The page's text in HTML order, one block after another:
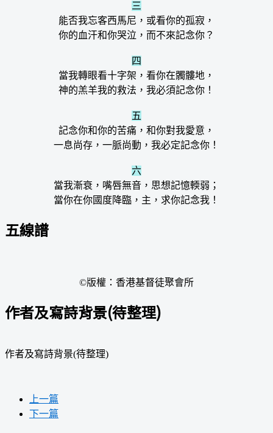
三
能否我忘客西馬尼，或看你的孤寂，
你的血汗和你哭泣，而不來記念你？
四
當我轉眼看十字架，看你在髑髏地，
神的羔羊我的救法，我必須記念你！
五
記念你和你的苦痛，和你對我愛意，
一息尚存，一脈尚動，我必定記念你！
六
當我漸衰，嘴唇無音，思想記憶輭弱；
當你在你國度降臨，主，求你記念我！
五線譜
©版權：香港基督徒聚會所
作者及寫詩背景(待整理)
作者及寫詩背景(待整理)
上一篇
下一篇